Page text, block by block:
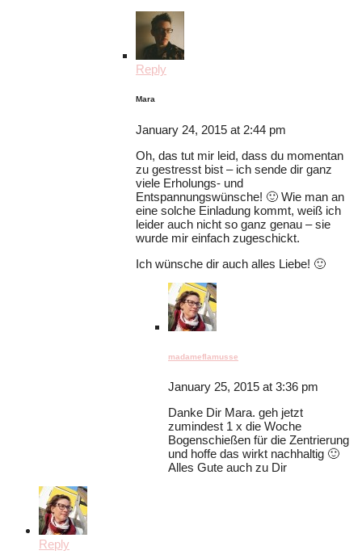
Reply
Mara
January 24, 2015 at 2:44 pm
Oh, das tut mir leid, dass du momentan
zu gestresst bist – ich sende dir ganz
viele Erholungs- und
Entspannungswünsche! 🙂 Wie man an
eine solche Einladung kommt, weiß ich
leider auch nicht so ganz genau – sie
wurde mir einfach zugeschickt.
Ich wünsche dir auch alles Liebe! 🙂
madameflamusse
January 25, 2015 at 3:36 pm
Danke Dir Mara. geh jetzt
zumindest 1 x die Woche
Bogenschießen für die Zentrierung
und hoffe das wirkt nachhaltig 🙂
Alles Gute auch zu Dir
Reply